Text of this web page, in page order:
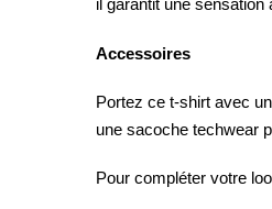
il garantit une
Accessoires
Portez ce t-shirt avec
une sacoche techwear
Pour compléter votre